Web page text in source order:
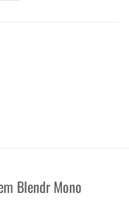
Blendr Mono